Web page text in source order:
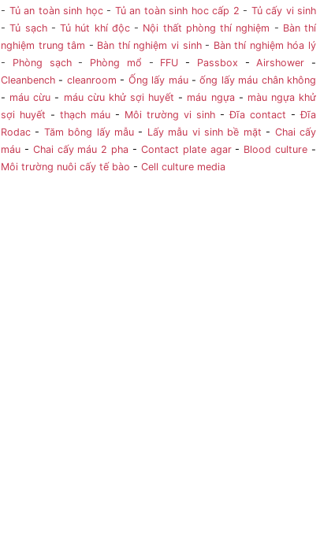
- Tủ an toàn sinh học- Tủ an toàn sinh hoc cấp 2 - Tủ cấy vi sinh
-Tủ sạch- Tủ hút khí độc- Nội thất phòng thí nghiệm - Bàn thí
nghiệm trung tâm - Bàn thí nghiệm vi sinh- Bàn thí nghiệm hóa lý
- Phòng sạch- Phòng mổ - FFU - Passbox -Airshower -
Cleanbench - cleanroom - Ống lấy máu-ống lấy máu chân không
- máu cừu - máu cừu khử sợi huyết - máu ngựa- màu ngựa khử
sợi huyết - thạch máu - Môi trường vi sinh -Đĩa contact -Đĩa
Rodac - Tăm bông lấy mẫu - Lấy mẫu vi sinh bề mặt - Chai cấy
máu - Chai cấy máu 2 pha - Contact plate agar- Blood culture -
Môi trường nuôi cấy tế bào - Cell culture media